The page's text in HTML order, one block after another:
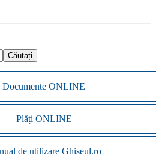
Documente ONLINE
Plăți ONLINE
de utilizare Ghiseul.ro